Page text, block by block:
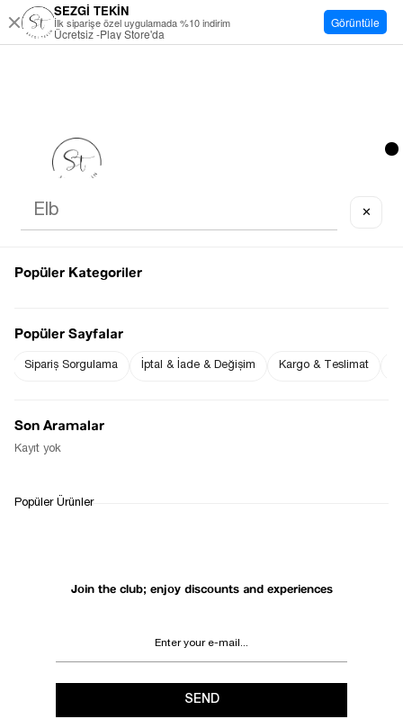
Join the club; enjoy discounts and experiences
SEND
SEZGİ TEKİN
İlk siparişe özel uygulamada %10 indirim
Ücretsiz -Play Store'da
Görüntüle
✕
Popüler Kategoriler
Popüler Sayfalar
Sipariş Sorgulama İptal & İade & Değişim Kargo & Teslimat
Son Aramalar
Kayıt yok
Popüler Ürünler